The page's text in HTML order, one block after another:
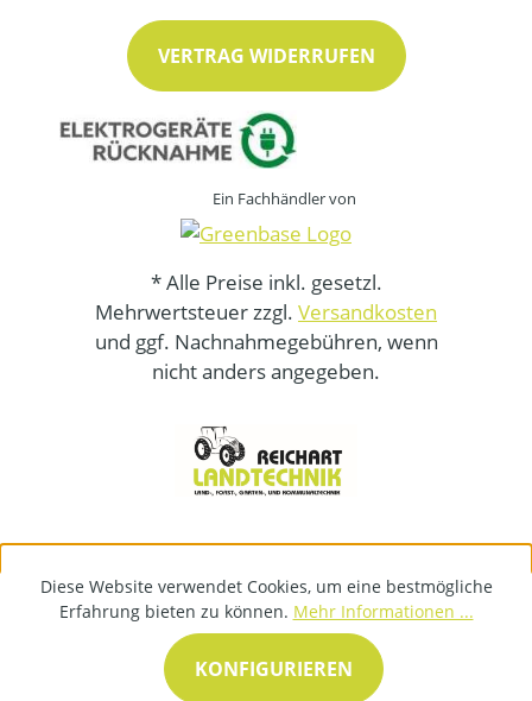
VERTRAG WIDERRUFEN
Ein Fachhändler von
* Alle Preise inkl. gesetzl.
Mehrwertsteuer zzgl. Versandkosten
und ggf. Nachnahmegebühren, wenn
nicht anders angegeben.
Diese Website verwendet Cookies, um eine bestmögliche
Erfahrung bieten zu können. Mehr Informationen ...
KONFIGURIEREN